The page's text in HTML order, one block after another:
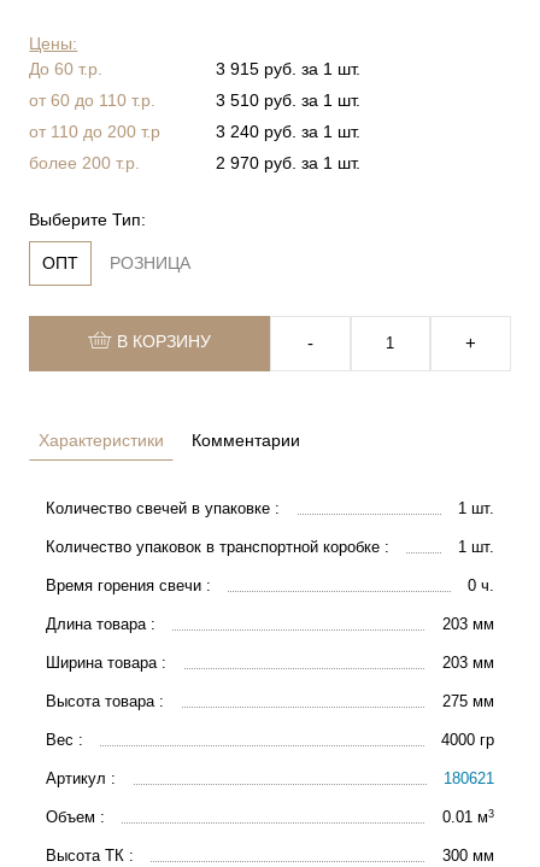
Цены:
До 60 т.р.
3 915 руб. за 1 шт.
от 60 до 110 т.р.
3 510 руб. за 1 шт.
от 110 до 200 т.р
3 240 руб. за 1 шт.
более 200 т.р.
2 970 руб. за 1 шт.
Выберите Тип:
ОПТ РОЗНИЦА
В КОРЗИНУ ‐ +
Характеристики
Количество свечей в упаковке : 1 шт.
Количество упаковок в транспортной коробке : 1 шт.
Время горения свечи : 0 ч.
Длина товара : 203 мм
Ширина товара : 203 мм
Высота товара : 275 мм
Вес : 4000 гр
Артикул : 180621
Объем : 0.01 м3
Высота ТК : 300 мм
Комментарии